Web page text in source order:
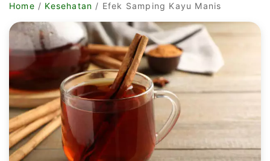
Home / Kesehatan / Efek Samping Kayu Manis